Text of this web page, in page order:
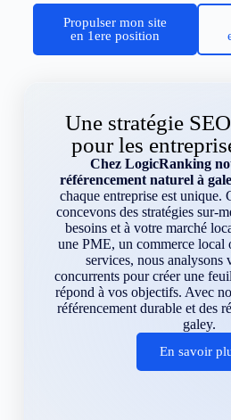
Propulser mon site
en 1ere position
Une stratégie
pour les
Chez LogicRanking
référencement naturel à
chaque entreprise est unique.
concevons des stratégies sur-
besoins et à votre marché
une PME, un commerce local
services, nous analysons
concurrents pour créer une
répond à vos objectifs. Avec
référencement durable et des
galey.
En savoir